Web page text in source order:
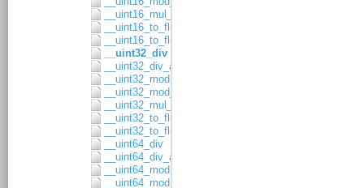
__uint16_mul_8x8
__uint16_to_float32
__uint16_to_float64
__uint32_div
__uint32_div_asgn
__uint32_mod
__uint32_mod_asgn
__uint32_mul_16x16
__uint32_to_float32
__uint32_to_float64
__uint64_div
__uint64_div_asgn
__uint64_mod
__uint64_mod_asgn